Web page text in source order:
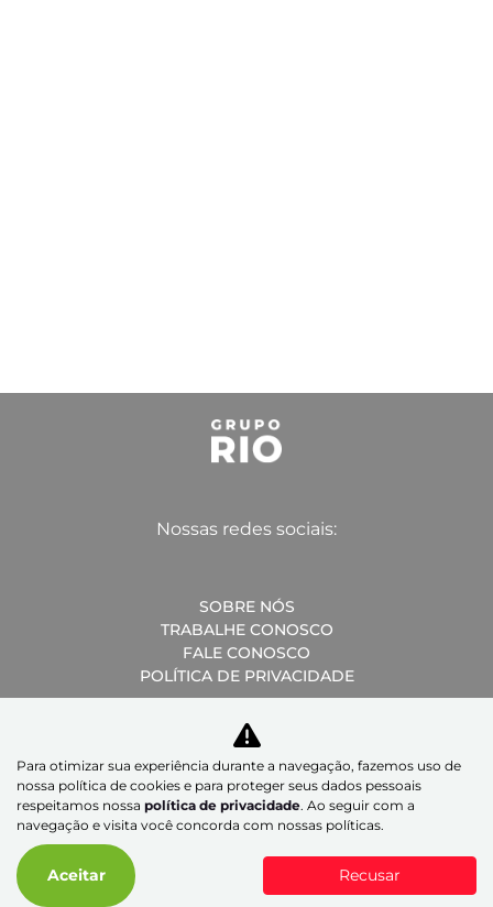
Nossas redes sociais:
SOBRE NÓS
TRABALHE CONOSCO
FALE CONOSCO
POLÍTICA DE PRIVACIDADE
Desacelere. Seu bem maior é a vida.
Desenvolvido pela DEALERSPACE ® Direitos Reservados.
Para otimizar sua experiência durante a navegação, fazemos uso de
nossa política de cookies e para proteger seus dados pessoais
respeitamos nossa política de privacidade. Ao seguir com a
navegação e visita você concorda com nossas políticas.
Aceitar Recusar